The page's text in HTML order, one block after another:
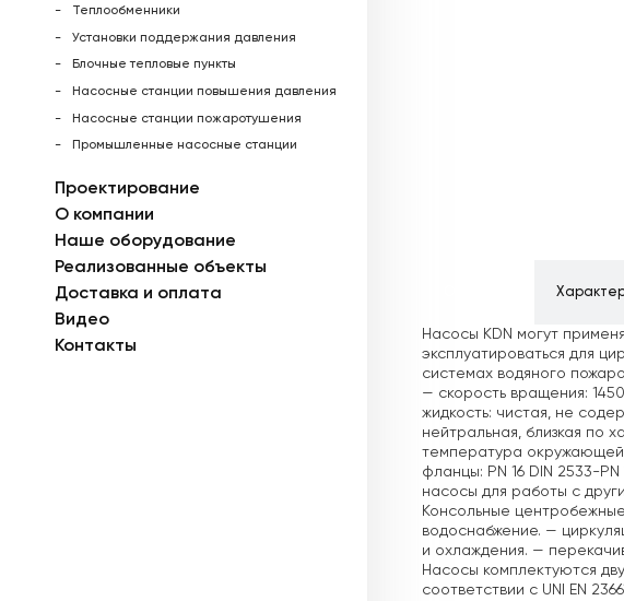
Теплообменники
Установки поддержания давления
Блочные тепловые пункты
Насосные станции повышения давления
Насосные станции пожаротушения
Промышленные насосные станции
Проектирование
О компании
Наше оборудование
Реализованные объекты
Доставка и оплата
Видео
Контакты
Насосы KDN могут
эксплуатироваться для
системах водяного
— скорость вращения:
жидкость: чистая, не
нейтральная, близкая по
температура окружающей
фланцы: PN 16 DIN 2533-
насосы для работы с
Консольные
водоснабжение. —
и охлаждения. —
Насосы комплектуются
соответствии с UNI EN